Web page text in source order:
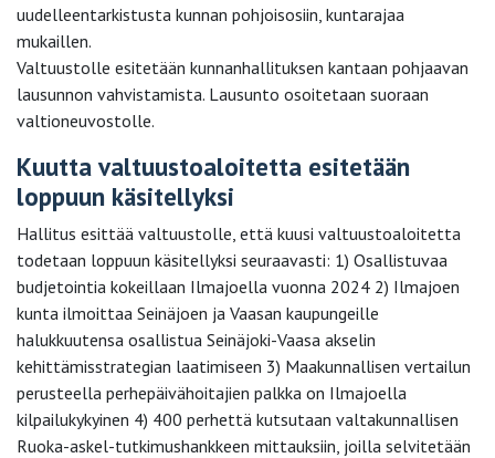
uudelleentarkistusta kunnan pohjoisosiin, kuntarajaa
mukaillen.
Valtuustolle esitetään kunnanhallituksen kantaan pohjaavan
lausunnon vahvistamista. Lausunto osoitetaan suoraan
valtioneuvostolle.
Kuutta valtuustoaloitetta esitetään
loppuun käsitellyksi
Hallitus esittää valtuustolle, että kuusi valtuustoaloitetta
todetaan loppuun käsitellyksi seuraavasti: 1) Osallistuvaa
budjetointia kokeillaan Ilmajoella vuonna 2024 2) Ilmajoen
kunta ilmoittaa Seinäjoen ja Vaasan kaupungeille
halukkuutensa osallistua Seinäjoki-Vaasa akselin
kehittämisstrategian laatimiseen 3) Maakunnallisen vertailun
perusteella perhepäivähoitajien palkka on Ilmajoella
kilpailukykyinen 4) 400 perhettä kutsutaan valtakunnallisen
Ruoka-askel-tutkimushankkeen mittauksiin, joilla selvitetään